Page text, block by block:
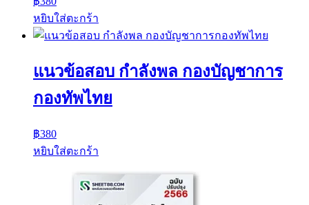
หยิบใส่ตะกร้า
แนวข้อสอบ กำลังพล กองบัญชาการ
กองทัพไทย
฿380
หยิบใส่ตะกร้า